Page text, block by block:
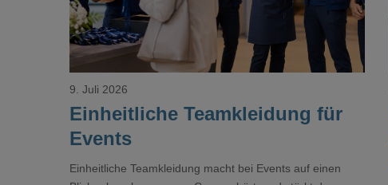
Einheitliche Teamkleidung für
Events
9. Juli 2026
Einheitliche Teamkleidung macht bei Events auf einen